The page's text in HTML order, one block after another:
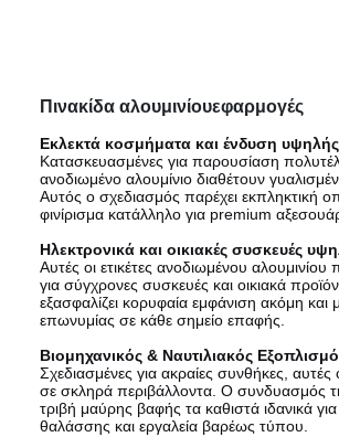
Πινακίδα αλουμινίουεφαρμογές
Εκλεκτά κοσμήματα και ένδυση
Κατασκευασμένες για παρουσίαση
ανοδιωμένο αλουμίνιο διαθέτουν
Αυτός ο σχεδιασμός παρέχει εκπληκτική
φινίρισμα κατάλληλο για premium αξεσουάρ
Ηλεκτρονικά και οικιακές συσκευές
Αυτές οι ετικέτες ανοδιωμένου
για σύγχρονες συσκευές και οικιακά
εξασφαλίζει κορυφαία εμφάνιση ακόμη και
επωνυμίας σε κάθε σημείο επαφής.
Βιομηχανικός & Ναυτιλιακός
Σχεδιασμένες για ακραίες συνθήκες,
σε σκληρά περιβάλλοντα. Ο συνδυασμός
τριβή μαύρης βαφής τα καθιστά ιδανικά
θαλάσσης και εργαλεία βαρέως τύπου.